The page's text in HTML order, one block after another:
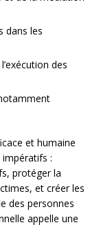
dans les
des
et humaine
:
protéger la
et créer les
des personnes
appelle une